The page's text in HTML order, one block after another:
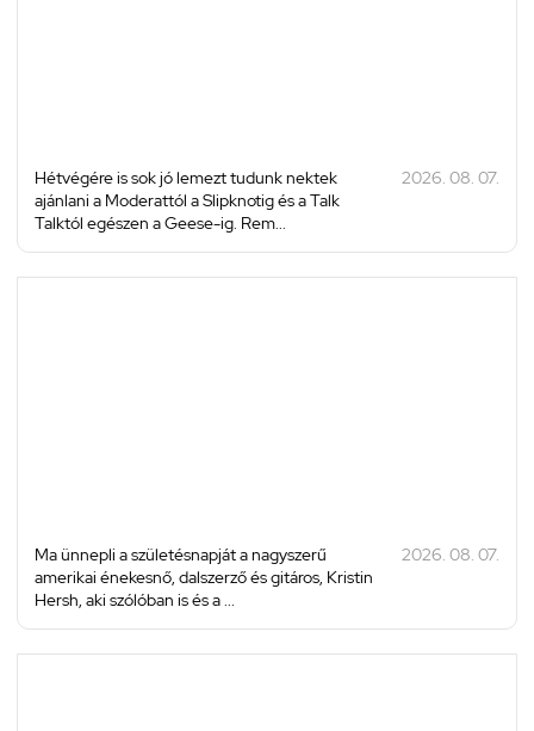
Hétvégére is sok jó lemezt tudunk nektek
ajánlani a Moderattól a Slipknotig és a Talk
Talktól egészen a Geese-ig. Rem...
2026. 08. 07.
Ma ünnepli a születésnapját a nagyszerű
amerikai énekesnő, dalszerző és gitáros, Kristin
Hersh, aki szólóban is és a ...
2026. 08. 07.